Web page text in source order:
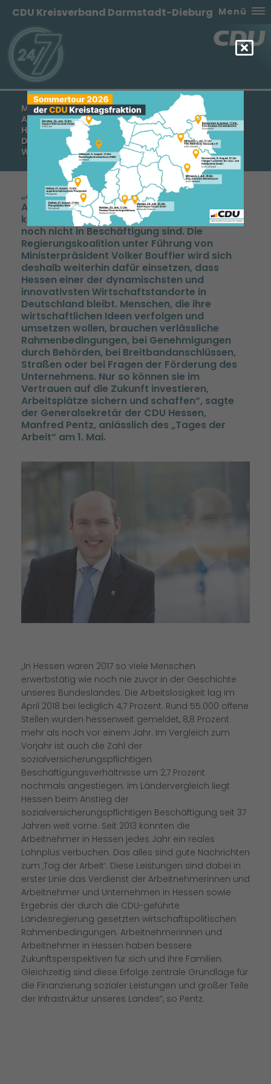
CDU Kreisverband Darmstadt-Dieburg Menü
MANFRED PENTZ: CDU STEHT AN DER SEITE DER
ARBEITNEHMERINNEN UND ARBEITNEHMER –
HESSEN IST UNTER CDU-FÜHRUNG EINER DER
DYNAMISCHSTEN UND INNOVATIVSTEN
WIRTSCHAFTSSTANDORTE IN DEUTSCHLAND
Als CDU stehen wir an der Seite der
Arbeitnehmerinnen und Arbeitnehmer. Wir
kämpfen aber auch für diejenigen, die bisher
noch nicht in Beschäftigung sind. Die
Regierungskoalition unter Führung von
Ministerpräsident Volker Bouffier wird sich
deshalb weiterhin dafür einsetzen, dass
Hessen einer der dynamischsten und
innovativsten Wirtschaftstandorte in
Deutschland bleibt. Menschen, die ihre
wirtschaftlichen Ideen verfolgen und
umsetzen wollen, brauchen verlässliche
Rahmenbedingungen, bei Genehmigungen
durch Behörden, bei Breitbandanschlüssen,
Straßen oder bei Fragen der Förderung des
Unternehmens. Nur so können sie im
Vertrauen auf die Zukunft investieren,
Arbeitsplätze sichern und schaffen“, sagte
der Generalsekretär der CDU Hessen,
Manfred Pentz, anlässlich des „Tages der
Arbeit“ am 1. Mai.
In Hessen waren 2017 so viele Menschen
erwerbstätig wie noch nie zuvor in der Geschichte
unseres Bundeslandes. Die Arbeitslosigkeit lag im
April 2018 bei lediglich 4,7 Prozent. Rund 55.000 offene
Stellen wurden hessenweit gemeldet, 8,8 Prozent
mehr als noch vor einem Jahr. Im Vergleich zum
Vorjahr ist auch die Zahl der
sozialversicherungspflichtigen
Beschäftigungsverhältnisse um 2,7 Prozent
nochmals angestiegen. Im Ländervergleich liegt
Hessen beim Anstieg der
sozialversicherungspflichtigen Beschäftigung seit 37
Jahren weit vorne. Seit 2013 konnten die
Arbeitnehmer in Hessen jedes Jahr ein reales
Lohnplus verbuchen. Das alles sind gute Nachrichten
zum ‚Tag der Arbeit‘. Diese Leistungen sind dabei in
erster Linie das Verdienst der Arbeitnehmerinnen und
Arbeitnehmer und Unternehmen in Hessen sowie
Ergebnis der durch die CDU-geführte
Landesregierung gesetzten wirtschaftspolitischen
Rahmenbedingungen. Arbeitnehmerinnen und
Arbeitnehmer in Hessen haben bessere
Zukunftsperspektiven für sich und ihre Familien.
Gleichzeitig sind diese Erfolge zentrale Grundlage für
die Finanzierung sozialer Leistungen und großer Teile
der Infrastruktur unseres Landes“, so Pentz.